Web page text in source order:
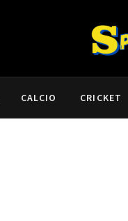
CALCIO CRICKET